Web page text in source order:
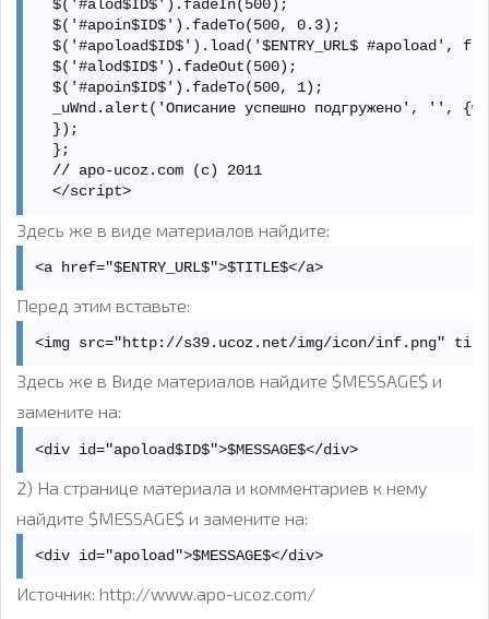
  $('#alod$ID$').fadeIn(500);
  $('#apoin$ID$').fadeTo(500, 0.3);
$('#apoload$ID$').load('$ENTRY_URL$ #apoload',
  $('#alod$ID$').fadeOut(500);
  $('#apoin$ID$').fadeTo(500, 1);
_uWnd.alert('Описание успешно подгружено', '',
  });
  };
  // apo-ucoz.com (c) 2011
  </script>
Здесь же в виде материалов найдите:
<a href="$ENTRY_URL$">$TITLE$</a>
Перед этим вставьте:
<img src="http://s39.ucoz.net/img/icon/inf.png"
Здесь же в Виде материалов найдите $MESSAGE$ и
замените на:
<div id="apoload$ID$">$MESSAGE$</div>
2) На странице материала и комментариев к нему
найдите $MESSAGE$ и замените на:
<div id="apoload">$MESSAGE$</div>
Источник: http://www.apo-ucoz.com/